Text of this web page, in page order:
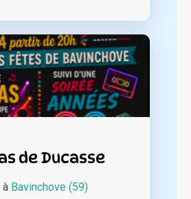
de Ducasse
à Bavinchove (59)